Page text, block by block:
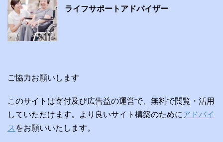
ライフサポートアドバイザー
ご協力お願いします
このサイトは寄付及び広告益の運営で、無料で閲覧・活用
していただけます。より良いサイト構築のためにアドバイ
ス をお願いいたします。